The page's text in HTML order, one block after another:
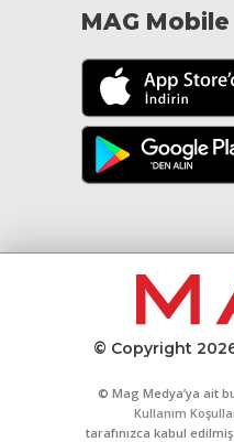
MAG Mobile
© Copyright
© Mag Medya’ya ait
Kullanım
tarafınızca kabul